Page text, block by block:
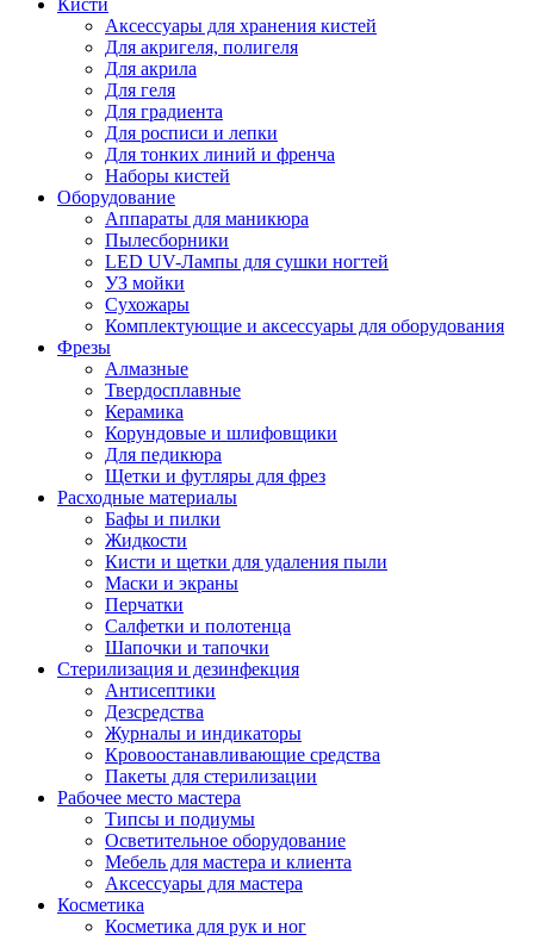
Кисти
Аксессуары для хранения кистей
Для акригеля, полигеля
Для акрила
Для геля
Для градиента
Для росписи и лепки
Для тонких линий и френча
Наборы кистей
Оборудование
Аппараты для маникюра
Пылесборники
LED UV-Лампы для сушки ногтей
УЗ мойки
Сухожары
Комплектующие и аксессуары для оборудования
Фрезы
Алмазные
Твердосплавные
Керамика
Корундовые и шлифовщики
Для педикюра
Щетки и футляры для фрез
Расходные материалы
Бафы и пилки
Жидкости
Кисти и щетки для удаления пыли
Маски и экраны
Перчатки
Салфетки и полотенца
Шапочки и тапочки
Стерилизация и дезинфекция
Антисептики
Дезсредства
Журналы и индикаторы
Кровоостанавливающие средства
Пакеты для стерилизации
Рабочее место мастера
Типсы и подиумы
Осветительное оборудование
Мебель для мастера и клиента
Аксессуары для мастера
Косметика
Косметика для рук и ног